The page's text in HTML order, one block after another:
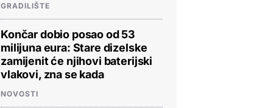
GRADILIŠTE
Končar dobio posao od 53
milijuna eura: Stare dizelske
zamijenit će njihovi baterijski
vlakovi, zna se kada
NOVOSTI